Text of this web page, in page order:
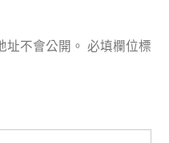
不會公開。 必填欄位標